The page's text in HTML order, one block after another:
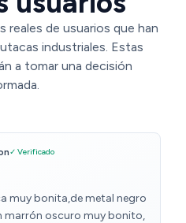
reales de usuarios que han
industriales. Estas
a tomar una decisión
✓ Verificado
muy bonita,de metal negro
marrón oscuro muy bonito,